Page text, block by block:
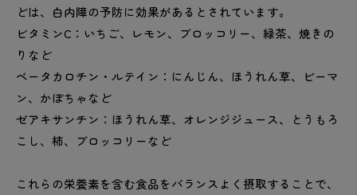
どは、白内障の予防に効果があるとされています。
ビタミンC：いちご、レモン、ブロッコリー、緑茶、焼きの
りなど
ベータカロチン・ルテイン：にんじん、ほうれん草、ピーマ
ン、かぼちゃなど
ゼアキサンチン：ほうれん草、オレンジジュース、とうもろ
こし、柿、ブロッコリーなど
これらの栄養素を含む食品をバランスよく摂取することで、